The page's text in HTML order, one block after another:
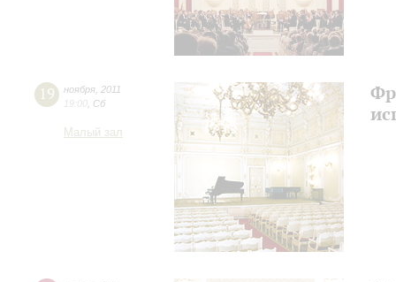
19 ноября 2011
19:00 Сб
Малый зал